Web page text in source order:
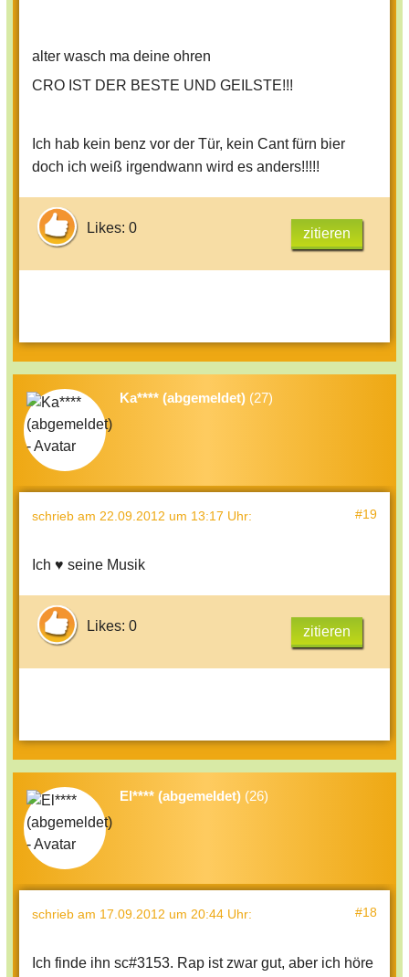
würde er was können und nicht nur hype
sein, der ganz schnel wieder weg vom
von seiner stimme krig ich kopfweh, das
und der klingt immer voll zugek*fft
alter wasch ma deine ohren
CRO IST DER BESTE UND GEILSTE!!!
Ich hab kein benz vor der Tür, kein Cant fürn bier
doch ich weiß irgendwann wird es anders!!!!!
Likes: 0 zitieren
Ka**** (abgemeldet) (27)
schrieb am 22.09.2012 um 13:17 Uhr: #19
Ich ♥ seine Musik
Likes: 0 zitieren
El**** (abgemeldet) (26)
schrieb am 17.09.2012 um 20:44 Uhr: #18
Ich finde ihn sc#3153. Rap ist zwar gut, aber ich höre